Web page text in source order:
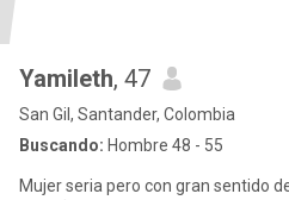
Yamileth, 47
San Gil, Santander, Colombia
Buscando: Hombre 48 - 55
Mujer seria pero con gran sentido